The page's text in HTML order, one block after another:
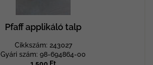
Pfaff applikáló talp
Cikkszám: 243027
Gyári szám: 98-694864-00